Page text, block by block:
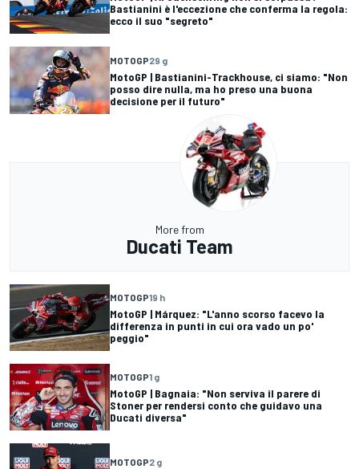
Bastianini è l'eccezione che conferma la regola:
ecco il suo "segreto"
MOTOGP29 g
MotoGP | Bastianini-Trackhouse, ci siamo: "Non
posso dire nulla, ma ho preso una buona
decisione per il futuro"
More from
Ducati Team
MOTOGP19 h
MotoGP | Márquez: "L'anno scorso facevo la
differenza in punti in cui ora vado un po'
peggio"
MOTOGP1 g
MotoGP | Bagnaia: "Non serviva il parere di
Stoner per rendersi conto che guidavo una
Ducati diversa"
MOTOGP2 g